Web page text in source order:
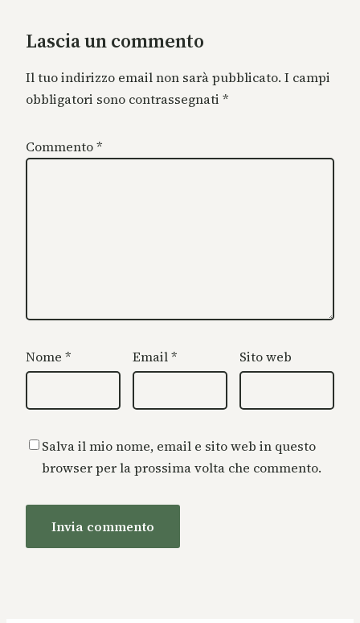
Lascia un commento
Il tuo indirizzo email non sarà pubblicato. I campi
obbligatori sono contrassegnati *
Commento*
Nome * Email* Sito web
Salva il mio nome, email e sito web in questo
browser per la prossima volta che commento.